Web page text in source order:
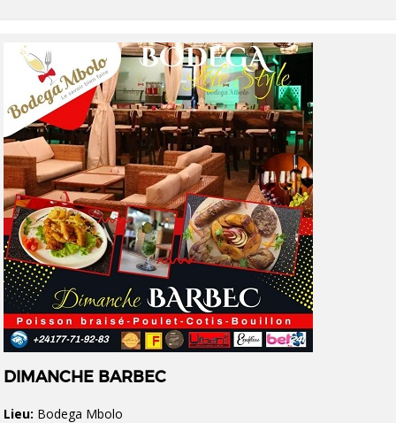
DIMANCHE BARBEC
Lieu: Bodega Mbolo